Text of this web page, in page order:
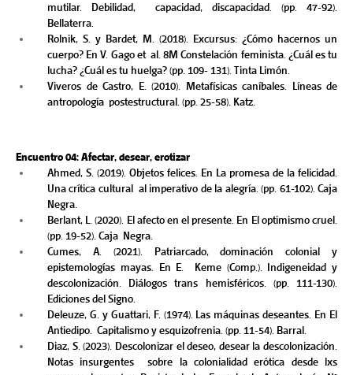
mutilar. Debilidad,  capacidad, discapacidad. (pp. 47-92).
Bellaterra.
Rolnik, S. y Bardet, M. (2018). Excursus: ¿Cómo hacernos un
cuerpo? En V. Gago et  al. 8M Constelación feminista. ¿Cuál es tu
lucha? ¿Cuál es tu huelga? (pp. 109- 131). Tinta Limón.
Viveros de Castro, E. (2010). Metafísicas caníbales. Líneas de
antropología  postestructural. (pp. 25-58). Katz.
Encuentro 04: Afectar, desear, erotizar
Ahmed, S. (2019). Objetos felices. En La promesa de la felicidad.
Una crítica cultural  al imperativo de la alegría. (pp. 61-102). Caja
Negra.
Berlant, L. (2020). El afecto en el presente. En El optimismo cruel.
(pp. 19-52). Caja  Negra.
Cumes, A. (2021). Patriarcado, dominación colonial y
epistemologías mayas. En E.  Keme (Comp.). Indigeneidad y
descolonización. Diálogos trans hemisféricos. (pp. 111-130).
Ediciones del Signo.
Deleuze, G. y Guattari, F. (1974). Las máquinas deseantes. En El
Antiedipo.  Capitalismo y esquizofrenia. (pp. 11-54). Barral.
Diaz, S. (2023). Descolonizar el deseo, desear la descolonización.
Notas insurgentes  sobre la colonialidad erótica desde lxs